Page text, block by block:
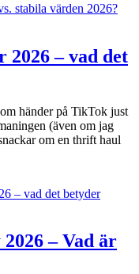
stabila värden 2026?
– vad det
händer på TikTok just
(även om jag
om en thrift haul
– vad det betyder
– Vad är